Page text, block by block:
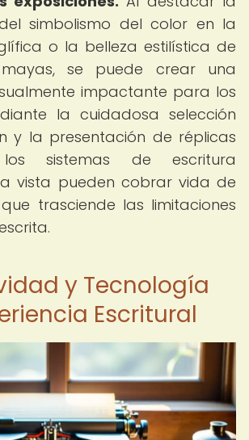
simbolismo del color en la
o la belleza estilística de
se puede crear una
impactante para los
la cuidadosa selección
y la presentación de réplicas
los sistemas de escritura
vista pueden cobrar vida de
trasciende las limitaciones
y Tecnología
Escritural